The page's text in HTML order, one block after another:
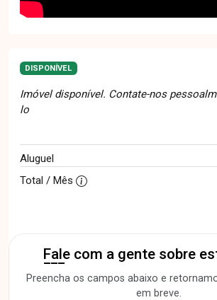
DISPONÍVEL
Imóvel disponível. Contate-nos
lo
Aluguel
Total / Mês
Fale com a gente sobre
Preencha os campos abaixo e
em breve.